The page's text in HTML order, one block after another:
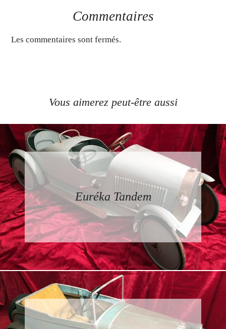
Commentaires
Les commentaires sont fermés.
Vous aimerez peut-être aussi
Euréka Tandem